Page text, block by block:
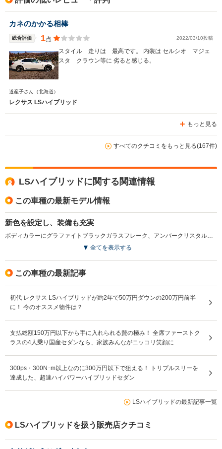
カネのかかる相棒
総合評価 1点 2022/03/10投稿
スタイル 走りは 最高です。 内装は セルシオ マジェ
スタ クラウン等に 劣ると感じる。
道産子さん （北海道）
レクサス LSハイブリッド
もっと見る
すべてのクチコミをもっと見る(167件)
LSハイブリッドに関する関連情報
この車種の最新モデル情報
新色を設定し、装備も充実
ボディカラーにグラファイトブラックガラスフレーク、アンバークリスタルシャイン、ディープブルーマイカを新設定。AMラジオが聴きとりにくい地域でもFM放送でAMラジオの番組が聴けるワイドFM対応となった（2016.8）
全てを表示する
この車種の最新記事
初代 レクサス LSハイブリッドが約2年で50万円ダウンの200万円前半
に！ 今のオススメ物件は？
支払総額150万円以下から手に入れられる贅の極み！ 全席ファーストク
ラスの4人乗り国産セダンなら、家族みんながニッコリ笑顔に
300ps・300N･m以上なのに300万円以下で狙える！ トリプルスリーを
達成した、超速ハイパワーハイブリッドセダン
LSハイブリッドの最新記事一覧
LSハイブリッドを扱う販売店クチコミ